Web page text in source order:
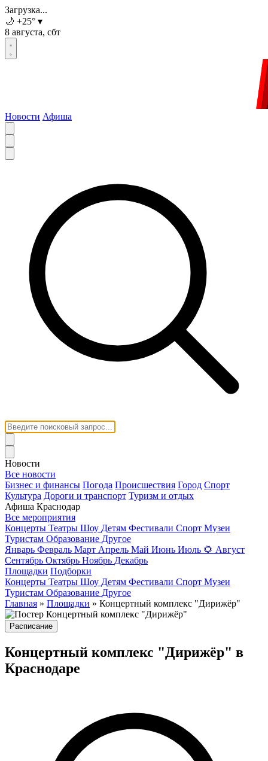
Загрузка...
🌙 +25° ▾
8 августа, сбт
Новости Афиша
Новости
Все новости
Бизнес и финансы Погода Происшествия Город Спорт
Культура Дороги и транспорт Туризм и отдых
Афиша Краснодар
Все мероприятия
Концерты Театры Шоу Детям Фестивали Спорт Музеи
Туристам Образование Другое
Январь Февраль Март Апрель Май Июнь Июль 🌻 Август
Сентябрь Октябрь Ноябрь Декабрь
Площадки Подборки
Концерты Театры Шоу Детям Фестивали Спорт Музеи
Туристам Образование Другое
Главная » Площадки » Концертный комплекс "Дирижёр"
Расписание
Концертный комплекс "Дирижёр" в
Краснодаре